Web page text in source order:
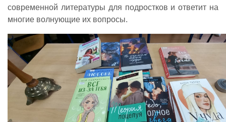
современной литературы для подростков и ответит на
многие волнующие их вопросы.